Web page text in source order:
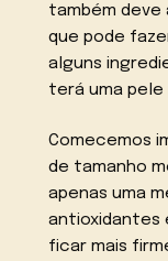
também deve
que pode
alguns
terá uma
Comecemos
de tamanho
apenas uma
antioxidantes
ficar mais